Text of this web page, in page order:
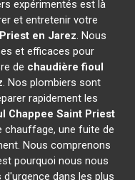
expérimentés est là
et entretenir votre
en Jarez. Nous
et efficaces pour
de chaudière fioul
. Nos plombiers sont
rapidement les
Chappee Saint Priest
chauffage, une fuite de
Nous comprenons
pourquoi nous nous
dans les plus